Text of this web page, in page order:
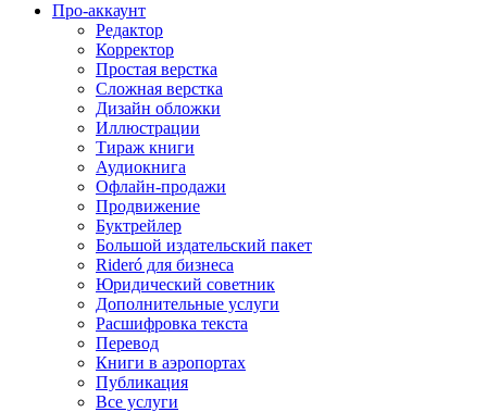
Про-аккаунт
Редактор
Корректор
Простая верстка
Сложная верстка
Дизайн обложки
Иллюстрации
Тираж книги
Аудиокнига
Офлайн-продажи
Продвижение
Буктрейлер
Большой издательский пакет
Rideró для бизнеса
Юридический советник
Дополнительные услуги
Расшифровка текста
Перевод
Книги в аэропортах
Публикация
Все услуги